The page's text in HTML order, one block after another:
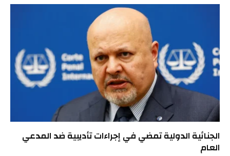
الجنائية الدولية تمضي في إجراءات تأديبية ضد المدعي
العام